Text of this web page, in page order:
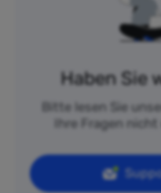
Haben Sie
Bitte lesen Sie
Ihre Fragen